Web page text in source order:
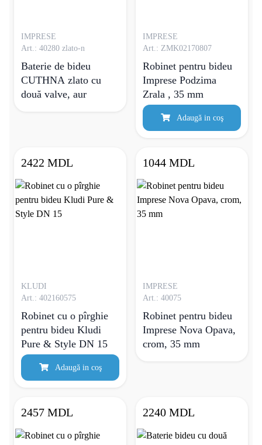
IMPRESE
Art.: 40280 zlato-n
Baterie de bideu
CUTHNA zlato cu
două valve, aur
IMPRESE
Art.: ZMK02170807
Robinet pentru bideu
Imprese Podzima
Zrala , 35 mm
Adaugă in coş
2422 MDL
KLUDI
Art.: 402160575
Robinet cu o pîrghie
pentru bideu Kludi
Pure & Style DN 15
Adaugă in coş
1044 MDL
IMPRESE
Art.: 40075
Robinet pentru bideu
Imprese Nova Opava,
crom, 35 mm
2457 MDL 2240 MDL